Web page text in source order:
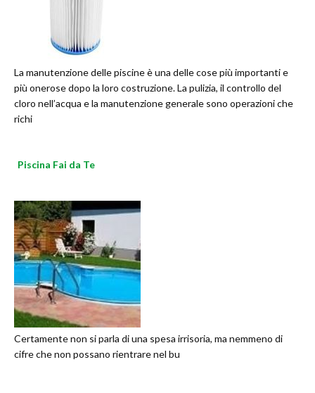
La manutenzione delle piscine è una delle cose più importanti e
più onerose dopo la loro costruzione. La pulizia, il controllo del
cloro nell’acqua e la manutenzione generale sono operazioni che
richi
Piscina Fai da Te
Certamente non si parla di una spesa irrisoria, ma nemmeno di
cifre che non possano rientrare nel bu